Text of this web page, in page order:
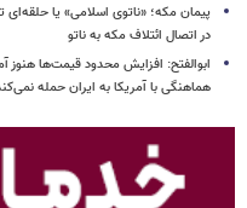
پیمان مکه؛ «ناتوی اسلامی» یا حلقه‌ای
در اتصال ائتلاف مکه به ناتو
ابوالفتح: افزایش محدود قیمت‌ها هنوز
هماهنگی با آمریکا به ایران حمله